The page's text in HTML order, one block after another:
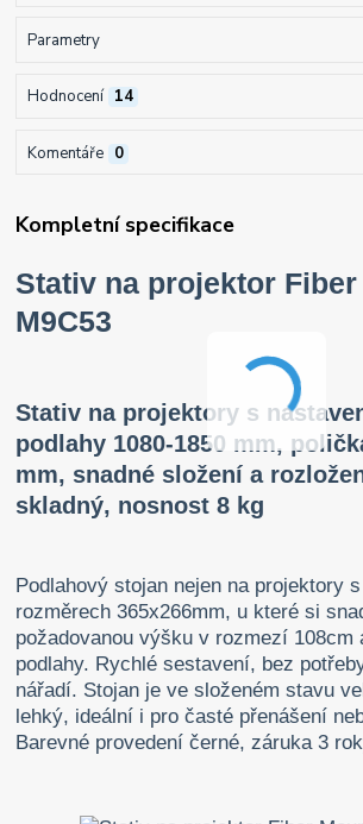
Parametry
Hodnocení 14
Komentáře 0
Kompletní specifikace
Stativ na projektor
M9C53
Stativ na projektory s
podlahy 1080-1850 mm,
mm, snadné složení a
skladný, nosnost 8 kg
Podlahový stojan nejen na projektory
rozměrech 365x266mm, u které si
požadovanou výšku v rozmezí 108cm
podlahy. Rychlé sestavení, bez
nářadí. Stojan je ve složeném stavu
lehký, ideální i pro časté přenášení
Barevné provedení černé, záruka 3